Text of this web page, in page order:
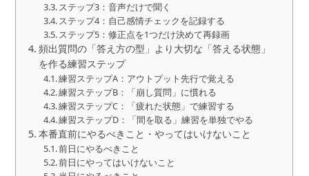
ステップ3：音声だけで聞く
ステップ4：自己感情チェックを記録する
ステップ5：修正点を1つだけ決めて再録画
頻出質問の「答え方の型」より大切な「答える状態」
を作る練習ステップ
練習ステップA：アウトプット先行で覚える
練習ステップB：「崩し質問」に慣れる
練習ステップC：「疲れた状態」で練習する
練習ステップD：「間を取る」練習を単独でやる
本番直前にやるべきこと・やってはいけないこと
前日にやるべきこと
前日にやってはいけないこと